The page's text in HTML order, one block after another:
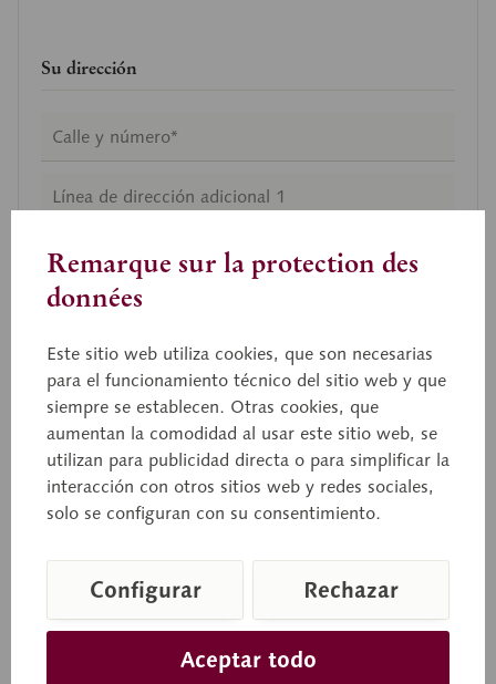
Su dirección
Ladirección de entregaes diferente de la de
facturación.
* se trata de un campo obligatorio
Política de privacidad
He leído y comprendido laPolítica de privacidad
Remarque sur la protection des
données
Este sitio web utiliza cookies, que son necesarias
para el funcionamiento técnico del sitio web y que
siempre se establecen. Otras cookies, que
aumentan la comodidad al usar este sitio web, se
utilizan para publicidad directa o para simplificar la
interacción con otros sitios web y redes sociales,
solo se configuran con su consentimiento.
Aceptar todo
Configurar Rechazar